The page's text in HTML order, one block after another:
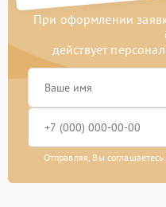
При оформлении
действует
Отправляя, Вы соглашаетесь